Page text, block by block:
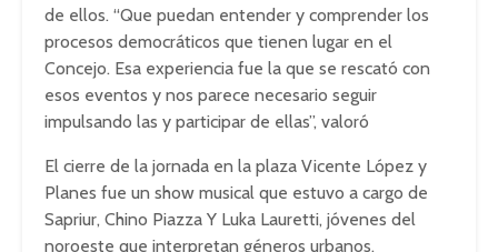
de ellos. “Que puedan entender y comprender los
procesos democráticos que tienen lugar en el
Concejo. Esa experiencia fue la que se rescató con
esos eventos y nos parece necesario seguir
impulsando las y participar de ellas”, valoró
El cierre de la jornada en la plaza Vicente López y
Planes fue un show musical que estuvo a cargo de
Sapriur, Chino Piazza Y Luka Lauretti, jóvenes del
noroeste que interpretan géneros urbanos.